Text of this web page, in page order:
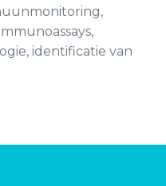
identificatie van